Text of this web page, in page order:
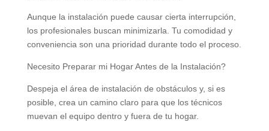
Aunque la instalación puede causar cierta interrupción,
los profesionales buscan minimizarla. Tu comodidad y
conveniencia son una prioridad durante todo el proceso.
Necesito Preparar mi Hogar Antes de la Instalación?
Despeja el área de instalación de obstáculos y, si es
posible, crea un camino claro para que los técnicos
muevan el equipo dentro y fuera de tu hogar.